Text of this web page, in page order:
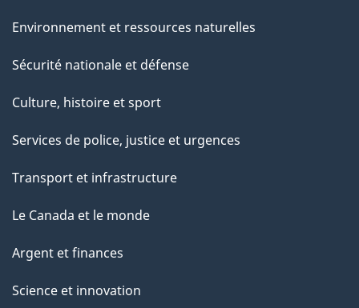
Environnement et ressources naturelles
Sécurité nationale et défense
Culture, histoire et sport
Services de police, justice et urgences
Transport et infrastructure
Le Canada et le monde
Argent et finances
Science et innovation